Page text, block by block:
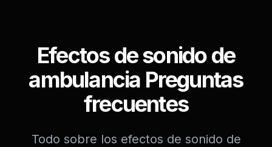
Efectos de sonido de
ambulancia Preguntas
frecuentes
Todo sobre los efectos de sonido de